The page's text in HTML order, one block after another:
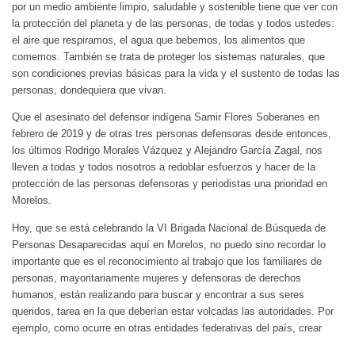
por un medio ambiente limpio, saludable y sostenible tiene que ver con
la protección del planeta y de las personas, de todas y todos ustedes:
el aire que respiramos, el agua que bebemos, los alimentos que
comemos. También se trata de proteger los sistemas naturales, que
son condiciones previas básicas para la vida y el sustento de todas las
personas, dondequiera que vivan.
Que el asesinato del defensor indígena Samir Flores Soberanes en
febrero de 2019 y de otras tres personas defensoras desde entonces,
los últimos Rodrigo Morales Vázquez y Alejandro García Zagal, nos
lleven a todas y todos nosotros a redoblar esfuerzos y hacer de la
protección de las personas defensoras y periodistas una prioridad en
Morelos.
Hoy, que se está celebrando la VI Brigada Nacional de Búsqueda de
Personas Desaparecidas aquí en Morelos, no puedo sino recordar lo
importante que es el reconocimiento al trabajo que los familiares de
personas, mayoritariamente mujeres y defensoras de derechos
humanos, están realizando para buscar y encontrar a sus seres
queridos, tarea en la que deberían estar volcadas las autoridades. Por
ejemplo, como ocurre en otras entidades federativas del país, crear